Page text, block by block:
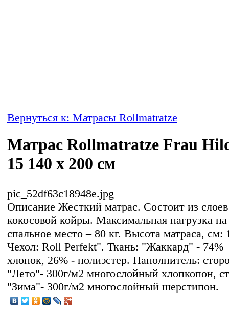
Вернуться к: Матрасы Rollmatratze
Матрас Rollmatratze Frau
15 140 x 200 см
pic_52df63c18948e.jpg
Описание Жесткий матрас. Состоит из слоев
кокосовой койры. Максимальная нагрузка
спальное место – 80 кг. Высота матраса, см:
Чехол: Roll Perfekt". Ткань: "Жаккард" - 74%
хлопок, 26% - полиэстер. Наполнитель:
"Лето"- 300г/м2 многослойный хлопкопон,
"Зима"- 300г/м2 многослойный шерстипон.